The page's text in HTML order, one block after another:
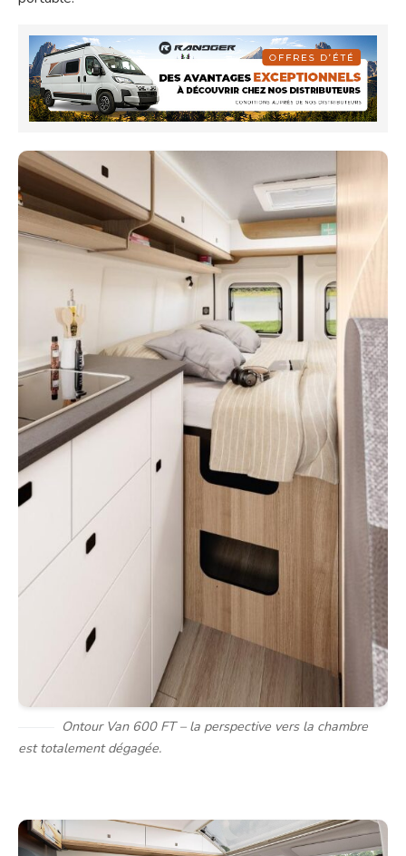
Ontour Van 600 FT – la perspective vers la chambre
est totalement dégagée.